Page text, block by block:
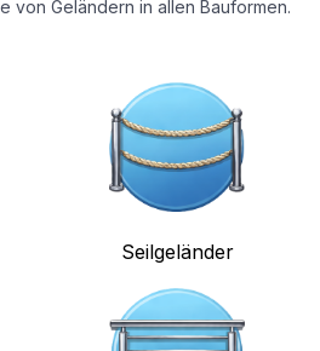
von Geländern in allen Bauformen.
Seilgeländer